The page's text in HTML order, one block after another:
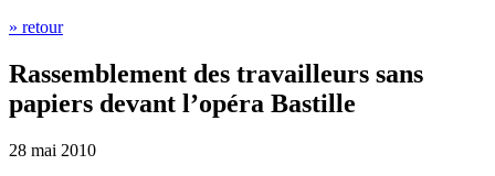
» retour
Rassemblement des travailleurs sans
papiers devant l’opéra Bastille
28 mai 2010